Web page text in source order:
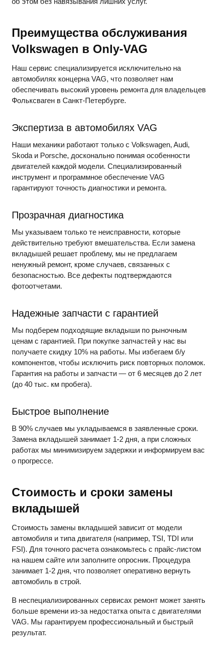
Преимущества обслуживания
Volkswagen в Only-VAG
Наш сервис специализируется исключительно на
автомобилях концерна VAG, что позволяет нам
обеспечивать высокий уровень ремонта для владельцев
Фольксваген в Санкт-Петербурге.
Экспертиза в автомобилях VAG
Наши механики работают только с Volkswagen, Audi,
Skoda и Porsche, досконально понимая особенности
двигателей каждой модели. Специализированный
инструмент и программное обеспечение VAG
гарантируют точность диагностики и ремонта.
Прозрачная диагностика
Мы указываем только те неисправности, которые
действительно требуют вмешательства. Если замена
вкладышей решает проблему, мы не предлагаем
ненужный ремонт, кроме случаев, связанных с
безопасностью. Все дефекты подтверждаются
фотоотчетами.
Надежные запчасти с гарантией
Мы подберем подходящие вкладыши по рыночным
ценам с гарантией. При покупке запчастей у нас вы
получаете скидку 10% на работы. Мы избегаем б/у
компонентов, чтобы исключить риск повторных поломок.
Гарантия на работы и запчасти — от 6 месяцев до 2 лет
(до 40 тыс. км пробега).
Быстрое выполнение
В 90% случаев мы укладываемся в заявленные сроки.
Замена вкладышей занимает 1-2 дня, а при сложных
работах мы минимизируем задержки и информируем вас
о прогрессе.
Стоимость и сроки замены
вкладышей
Стоимость замены вкладышей зависит от модели
автомобиля и типа двигателя (например, TSI, TDI или
FSI). Для точного расчета ознакомьтесь с прайс-листом
на нашем сайте или заполните опросник. Процедура
занимает 1-2 дня, что позволяет оперативно вернуть
автомобиль в строй.
В неспециализированных сервисах ремонт может занять
больше времени из-за недостатка опыта с двигателями
VAG. Мы гарантируем профессиональный и быстрый
результат.